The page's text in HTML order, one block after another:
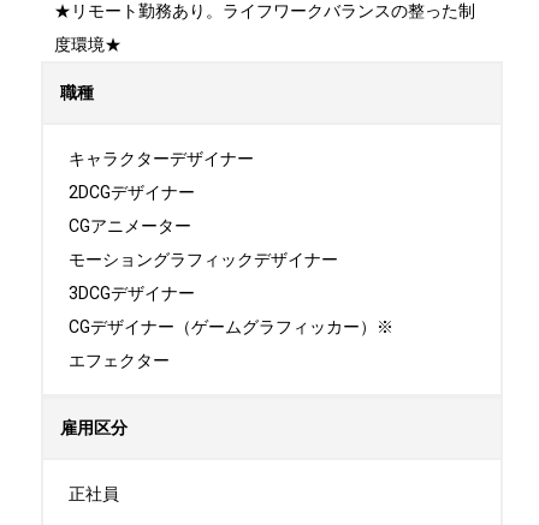
★リモート勤務あり。ライフワークバランスの整った制
度環境★
職種
キャラクターデザイナー
2DCGデザイナー
CGアニメーター
モーショングラフィックデザイナー
3DCGデザイナー
CGデザイナー（ゲームグラフィッカー）※
エフェクター
雇用区分
正社員